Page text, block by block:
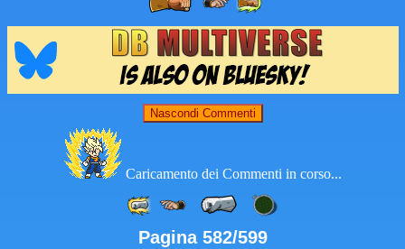
Nascondi Commenti
Caricamento dei Commenti in corso...
Pagina 582/599